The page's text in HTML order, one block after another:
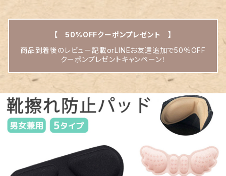
【 50%OFFクーポンプレゼント 】
商品到着後のレビュー記載orLINEお友達追加で50％OFF
クーポンプレゼントキャンペーン！